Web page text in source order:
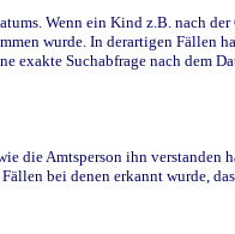
Wenn ein Kind z.B. nach
wurde. In derartigen Fällen
Suchabfrage nach dem
Amtsperson ihn verstanden
bei denen erkannt wurde,